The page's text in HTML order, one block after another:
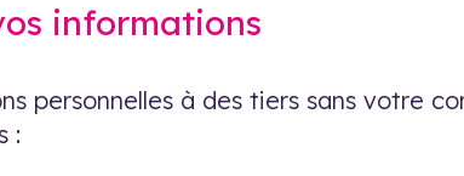
informations
personnelles à des tiers sans votre
: